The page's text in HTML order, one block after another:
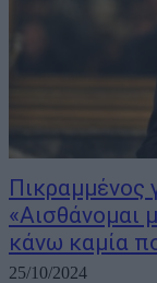
Πικραμμένος
«Αισθάνομαι
κάνω καμία
25/10/2024